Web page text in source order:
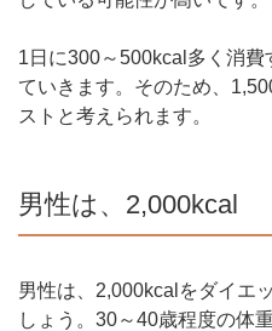
1日に300～500kcal多く消
ていきます。そのため、
ストと考えられます。
男性は、2,000kcal
男性は、2,000kcalをダイエ
しょう。30～40歳程度の体